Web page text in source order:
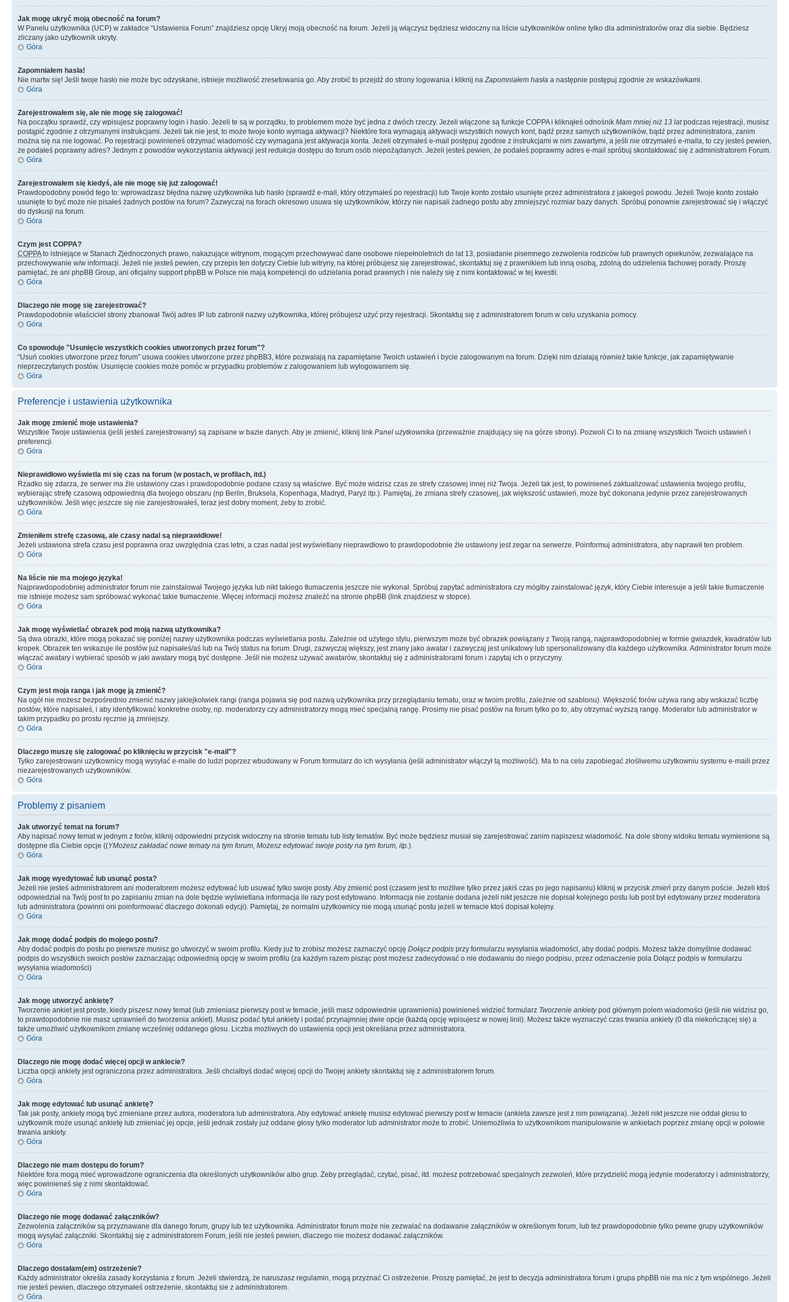
Jak mogę ukryć moją obecność na forum?
W Panelu użytkownika (UCP) w zakładce “Ustawienia Forum” znajdziesz opcję Ukryj moją obecność na forum. Jeżeli ją włączysz będziesz widoczny na liście użytkowników online tylko dla administratorów oraz dla siebie. Będziesz
zliczany jako użytkownik ukryty.
Góra
Zapomniałem hasła!
Nie martw się! Jeśli twoje hasło nie może byc odzyskane, istnieje możliwość zresetowania go. Aby zrobić to przejdź do strony logowania i kliknij naZapomniałem hasła a następnie postępuj zgodnie ze wskazówkami.
Góra
Zarejestrowałem się, ale nie mogę się zalogować!
Na początku sprawdź, czy wpisujesz poprawny login i hasło. Jeżeli te są w porządku, to problemem może być jedna z dwóch rzeczy. Jeżeli włączone są funkcje COPPA i kliknąłeś odnośnik Mam mniej niż 13 latpodczas rejestracji, musisz
postąpić zgodnie z otrzymanymi instrukcjami. Jeżeli tak nie jest, to może twoje konto wymaga aktywacji? Niektóre fora wymagają aktywacji wszystkich nowych kont, bądź przez samych użytkowników, bądź przez administratora, zanim
można się na nie logować. Po rejestracji powinieneś otrzymać wiadomość czy wymagana jest aktywacja konta. Jeżeli otrzymałeś e-mail postępuj zgodnie z instrukcjami w nim zawartymi, a jeśli nie otrzymałeś e-maila, to czy jesteś pewien,
że podałeś poprawny adres? Jednym z powodów wykorzystania aktywacji jestredukcja dostępu do forum osób niepożądanych. Jeżeli jesteś pewien, że podałeś poprawmy adres e-mail spróbuj skontaktować się z administratorem Forum.
Góra
Zarejestrowałem się kiedyś, ale nie mogę się już zalogować!
Prawdopodobny powód tego to: wprowadzasz błędna nazwę użytkownika lub hasło (sprawdź e-mail, który otrzymałeś po rejestracji) lub Twoje konto zostało usunięte przez administratora z jakiegoś powodu. Jeżeli Twoje konto zostało
usunięte to być może nie pisałeś żadnych postów na forum? Zazwyczaj na forach okresowo usuwa się użytkowników, którzy nie napisali żadnego postu aby zmniejszyć rozmiar bazy danych. Spróbuj ponownie zarejestrować się i włączyć
do dyskusji na forum.
Góra
Czym jest COPPA?
COPPAto istniejące w Stanach Zjednoczonych prawo, nakazujące witrynom, mogącym przechowywać dane osobowe niepełnoletnich do lat 13, posiadanie pisemnego zezwolenia rodziców lub prawnych opiekunów, zezwalające na
przechowywanie w/w informacji. Jeżeli nie jesteś pewien, czy przepis ten dotyczy Ciebie lub witryny, na której próbujesz się zarejestrować, skontaktuj się z prawnikiem lub inną osobą, zdolną do udzielenia fachowej porady. Proszę
pamiętać, że ani phpBB Group, ani oficjalny support phpBB w Polsce nie mają kompetencji do udzielania porad prawnych i nie należy się z nimi kontaktować w tej kwestii.
Góra
Dlaczego nie mogę się zarejestrować?
Prawdopodobnie właściciel strony zbanował Twój adres IP lub zabronił nazwy użytkownika, której próbujesz użyć przy rejestracji. Skontaktuj się z administratorem forum w celu uzyskania pomocy.
Góra
Co spowoduje "Usunięcie wszystkich cookies utworzonych przez forum"?
“Usuń cookies utworzone przez forum” usuwa cookies utworzone przez phpBB3, które pozwalają na zapamiętanie Twoich ustawień i bycie zalogowanym na forum. Dzięki nim działają również takie funkcje, jak zapamiętywanie
nieprzeczytanych postów. Usunięcie cookies może pomóc w przypadku problemów z zalogowaniem lub wylogowaniem się.
Góra
Preferencje i ustawienia użytkownika
Jak mogę zmienić moje ustawienia?
Wszystkie Twoje ustawienia (jeśli jesteś zarejestrowany) są zapisane w bazie danych. Aby je zmienić, kliknij link Panel użytkownika (przeważnie znajdujący się na górze strony). Pozwoli Ci to na zmianę wszystkich Twoich ustawień i
preferencji.
Góra
Nieprawidłowo wyświetla mi się czas na forum (w postach, w profilach, itd.)
Rzadko się zdarza, że serwer ma źle ustawiony czas i prawdopodobnie podane czasy są właściwe. Być może widzisz czas ze strefy czasowej innej niż Twoja. Jeżeli tak jest, to powinieneś zaktualizować ustawienia twojego profilu,
wybierając strefę czasową odpowiednią dla twojego obszaru (np Berlin, Bruksela, Kopenhaga, Madryd, Paryż itp.). Pamiętaj, że zmiana strefy czasowej, jak większość ustawień, może być dokonana jedynie przez zarejestrowanych
użytkowników. Jeśli więc jeszcze się nie zarejestrowałeś, teraz jest dobry moment, żeby to zrobić.
Góra
Zmieniłem strefę czasową, ale czasy nadal są nieprawidłowe!
Jeżeli ustawiona strefa czasu jest poprawna oraz uwzględnia czas letni, a czas nadal jest wyświetlany nieprawdłowo to prawdopodobnie źle ustawiony jest zegar na serwerze. Poinformuj administratora, aby naprawił ten problem.
Góra
Na liście nie ma mojego języka!
Najprawdopodobniej administrator forum nie zainstalował Twojego języka lub nikt takiego tłumaczenia jeszcze nie wykonał. Spróbuj zapytać administratora czy mógłby zainstalować język, który Ciebie interesuje a jeśli takie tłumaczenie
nie istnieje możesz sam spróbować wykonać takie tłumaczenie. Więcej informacji możesz znaleźć na stronie phpBB (link znajdziesz w stopce).
Góra
Jak mogę wyświetlać obrazek pod moją nazwą użytkownika?
Są dwa obrazki, które mogą pokazać się poniżej nazwy użytkownika podczas wyświetlania postu. Zależnie od użytego stylu, pierwszym może być obrazek powiązany z Twoją rangą, najprawdopodobniej w formie gwiazdek, kwadratów lub
kropek. Obrazek ten wskazuje ile postów już napisałeś/aś lub na Twój status na forum. Drugi, zazwyczaj większy, jest znany jako awatar i zazwyczaj jest unikatowy lub spersonalizowany dla każdego użytkownika. Administrator forum może
włączać awatary i wybierać sposób w jaki awatary mogą być dostępne. Jeśli nie możesz używać awatarów, skontaktuj się z administratorami forum i zapytaj ich o przyczyny.
Góra
Czym jest moja ranga i jak mogę ją zmienić?
Na ogół nie możesz bezpośrednio zmienić nazwy jakiejkolwiek rangi (ranga pojawia się pod nazwą użytkownika przy przeglądaniu tematu, oraz w twoim profilu, zależnie od szablonu). Większość forów używa rang aby wskazać liczbę
postów, które napisałeś, i aby identyfikować konkretne osoby, np. moderatorzy czy administratorzy mogą mieć specjalną rangę. Prosimy nie pisać postów na forum tylko po to, aby otrzymać wyższą rangę. Moderator lub administrator w
takim przypadku po prostu ręcznie ją zmniejszy.
Góra
Dlaczego muszę się zalogować po kliknięciu w przycisk "e-mail"?
Tylko zarejestrowani użytkownicy mogą wysyłać e-maile do ludzi poprzez wbudowany w Forum formularz do ich wysyłania (jeśli administrator włączył tą możliwość). Ma to na celu zapobiegać złośliwemu użytkowniu systemu e-maili przez
niezarejestrowanych użytkowników.
Góra
Problemy z pisaniem
Jak utworzyć temat na forum?
Aby napisać nowy temat w jednym z forów, kliknij odpowiedni przycisk widoczny na stronie tematu lub listy tematów. Być może będziesz musiał się zarejestrować zanim napiszesz wiadomość. Na dole strony widoku tematu wymienione są
dostępne dla Ciebie opcje ((YMożesz zakładać nowe tematy na tym forum, Możesz edytować swoje posty na tym forum, itp.).
Góra
Jak mogę wyedytować lub usunąć posta?
Jeżeli nie jesteś administratorem ani moderatorem możesz edytować lub usuwać tylko swoje posty. Aby zmienić post (czasem jest to możliwe tylko przez jakiś czas po jego napisaniu) kliknij w przycisk zmień przy danym poście. Jeżeli ktoś
odpowiedział na Twój post to po zapisaniu zmian na dole będzie wyświetlana informacja ile razy post edytowano. Informacja nie zostanie dodana jeżeli nikt jeszcze nie dopisał kolejnego postu lub post był edytowany przez moderatora
lub administratora (powinni oni poinformować dlaczego dokonali edycji). Pamiętaj, że normalni użytkownicy nie mogą usunąć postu jeżeli w temacie ktoś dopisał kolejny.
Góra
Jak mogę dodać podpis do mojego postu?
Aby dodać podpis do postu po pierwsze musisz go utworzyć w swoim profilu. Kiedy już to zrobisz możesz zaznaczyć opcję Dołącz podpis przy formularzu wysyłania wiadomości, aby dodać podpis. Możesz także domyślnie dodawać
podpis do wszystkich swoich postów zaznaczając odpowiednią opcję w swoim profilu (za każdym razem pisząc post możesz zadecydować o nie dodawaniu do niego podpisu, przez odznaczenie pola Dołącz podpis w formularzu
wysyłania wiadomości)
Góra
Jak mogę utworzyć ankietę?
Tworzenie ankiet jest proste, kiedy piszesz nowy temat (lub zmieniasz pierwszy post w temacie, jeśli masz odpowiednie uprawnienia) powinieneś widzieć formularz Tworzenie ankietypod głównym polem wiadomości (jeśli nie widzisz go,
to prawdopodobnie nie masz uprawnień do tworzenia ankiet). Musisz podać tytuł ankiety i podać przynajmniej dwie opcje (każdą opcję wpisujesz w nowej linii). Możesz także wyznaczyć czas trwania ankiety (0 dla niekończącej się) a
także umożliwić użytkownikom zmianę wcześniej oddanego głosu. Liczba możliwych do ustawienia opcji jest określana przez administratora.
Góra
Dlaczego nie mogę dodać więcej opcji w ankiecie?
Liczba opcji ankiety jest ograniczona przez administratora. Jeśli chciałbyś dodać więcej opcji do Twojej ankiety skontaktuj się z administratorem forum.
Góra
Jak mogę edytować lub usunąć ankietę?
Tak jak posty, ankiety mogą być zmieniane przez autora, moderatora lub administratora. Aby edytować ankietę musisz edytować pierwszy post w temacie (ankieta zawsze jest z nim powiązana). Jeżeli nikt jeszcze nie oddał głosu to
użytkownik może usunąć ankietę lub zmieniać jej opcje, jeśli jednak zostały już oddane głosy tylko moderator lub administrator może to zrobić. Uniemożliwia to użytkownikom manipulowanie w ankietach poprzez zmianę opcji w połowie
trwania ankiety.
Góra
Dlaczego nie mam dostępu do forum?
Niektóre fora mogą mieć wprowadzone ograniczenia dla określonych użytkowników albo grup. Żeby przeglądać, czytać, pisać, itd. możesz potrzebować specjalnych zezwoleń, które przydzielić mogą jedynie moderatorzy i administratorzy,
więc powinieneś się z nimi skontaktować.
Góra
Dlaczego nie mogę dodawać załączników?
Zezwolenia załączników są przyznawane dla danego forum, grupy lub też użytkownika. Administrator forum może nie zezwalać na dodawanie załączników w określonym forum, lub też prawdopodobnie tylko pewne grupy użytkowników
mogą wysyłać załączniki. Skontaktuj się z administratorem Forum, jeśli nie jesteś pewien, dlaczego nie możesz dodawać załączników.
Góra
Dlaczego dostałam(em) ostrzeżenie?
Każdy administrator określa zasady korzystania z forum. Jeżeli stwierdzą, że naruszasz regulamin, mogą przyznać Ci ostrzeżenie. Proszę pamiętać, że jest to decyzja administratora forum i grupa phpBB nie ma nic z tym wspólnego. Jeżeli
nie jesteś pewien, dlaczego otrzymałeś ostrzeżenie, skontaktuj sie z administratorem.
Góra